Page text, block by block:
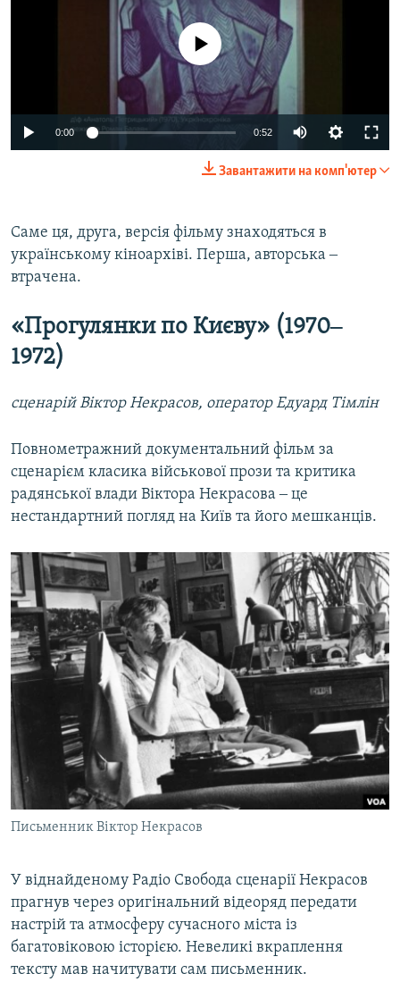
No media source currently available
0:00 0:52
Завантажити на комп'ютер
Саме ця, друга, версія фільму знаходяться в
українському кіноархіві. Перша, авторська ‒
втрачена.
«Прогулянки по Києву» (1970‒
1972)
сценарій Віктор Некрасов, оператор Едуард Тімлін
Повнометражний документальний фільм за
сценарієм класика військової прози та критика
радянської влади Віктора Некрасова ‒ це
нестандартний погляд на Київ та його мешканців.
Письменник Віктор Некрасов
У віднайденому Радіо Свобода сценарії Некрасов
прагнув через оригінальний відеоряд передати
настрій та атмосферу сучасного міста із
багатовіковою історією. Невеликі вкраплення
тексту мав начитувати сам письменник.